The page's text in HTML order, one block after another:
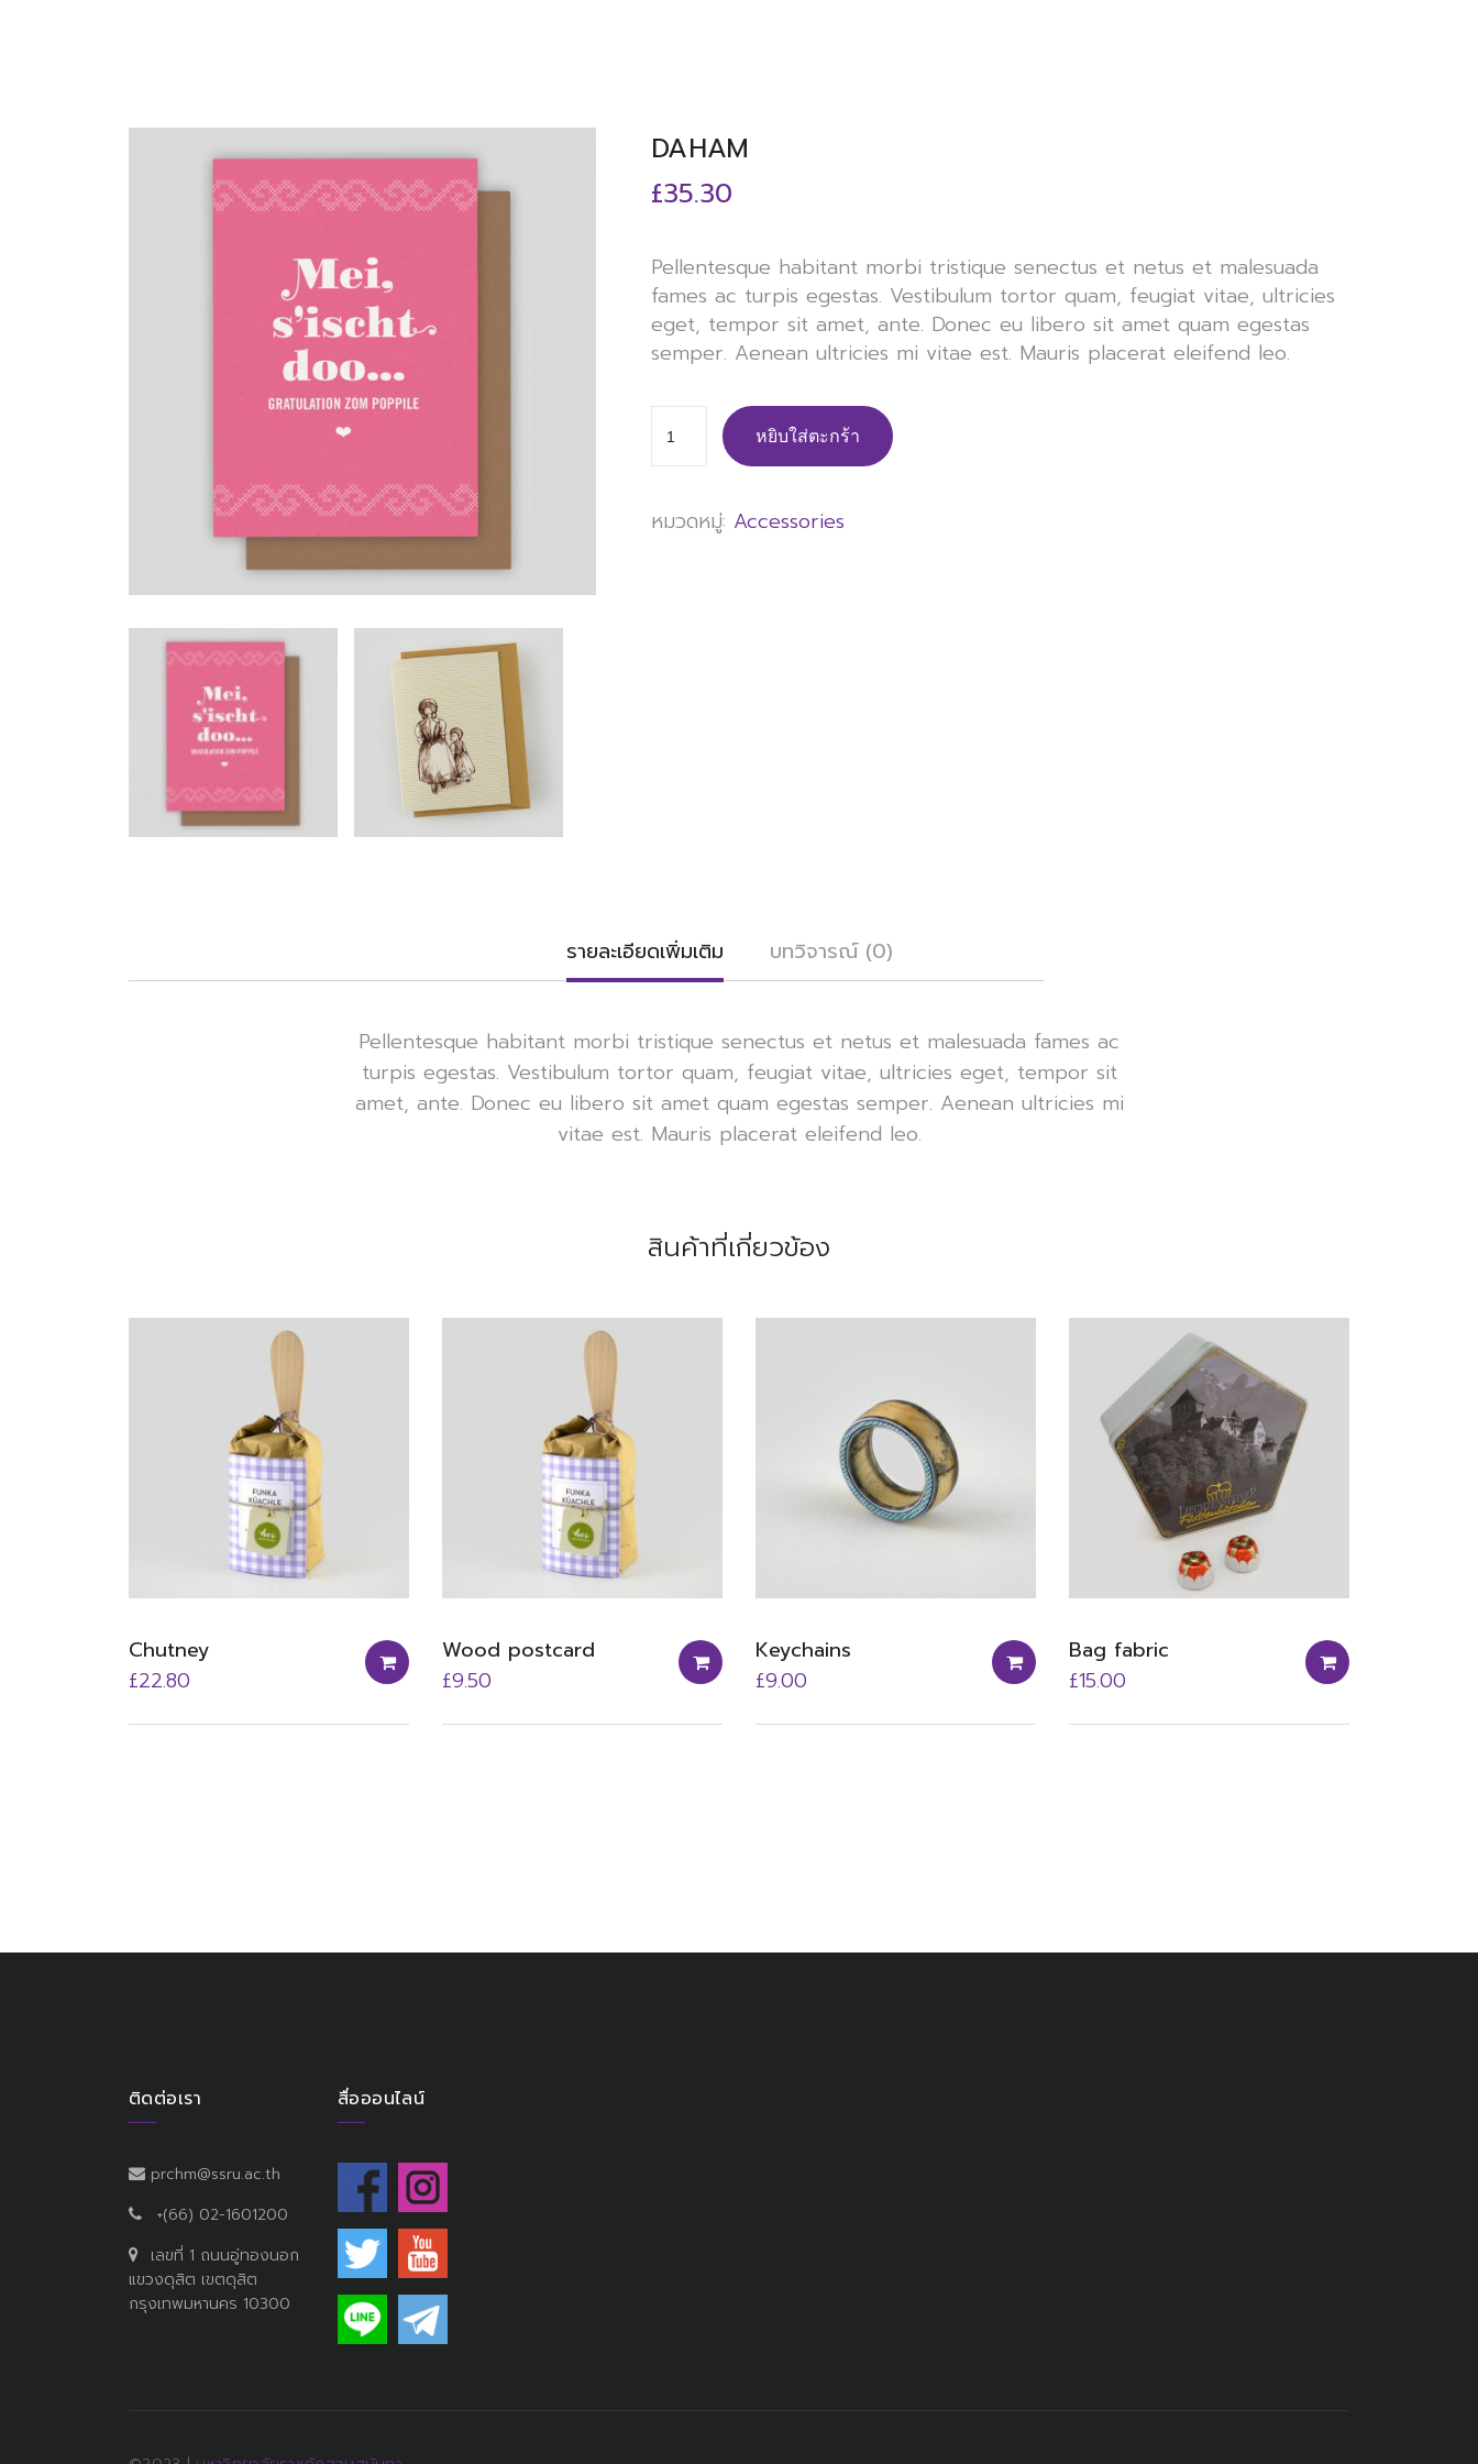
DAHAM
£35.30
Pellentesque habitant morbi tristique senectus et netus et malesuada
fames ac turpis egestas. Vestibulum tortor quam, feugiat vitae, ultricies
eget, tempor sit amet, ante. Donec eu libero sit amet quam egestas
semper. Aenean ultricies mi vitae est. Mauris placerat eleifend leo.
หยิบใส่ตะกร้า
หมวดหมู่: Accessories
รายละเอียดเพิ่มเติม บทวิจารณ์ (0)
Pellentesque habitant morbi tristique senectus et netus et malesuada fames ac
turpis egestas. Vestibulum tortor quam, feugiat vitae, ultricies eget, tempor sit
amet, ante. Donec eu libero sit amet quam egestas semper. Aenean ultricies mi
vitae est. Mauris placerat eleifend leo.
สินค้าที่เกี่ยวข้อง
Chutney
£22.80
Wood postcard
£9.50
Keychains
£9.00
Bag fabric
£15.00
ติดต่อเรา
prchm@ssru.ac.th
+(66) 02-1601200
เลขที่ 1 ถนนอู่ทองนอก
แขวงดุสิต เขตดุสิต
กรุงเทพมหานคร 10300
สื่อออนไลน์